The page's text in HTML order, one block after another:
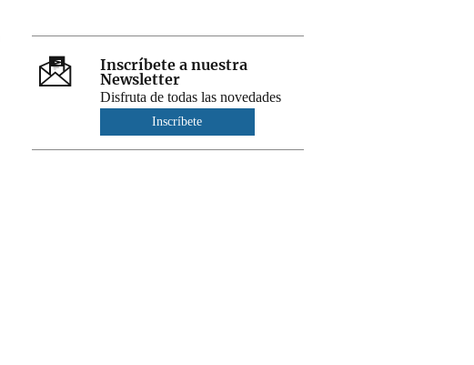
Inscríbete a nuestra
Newsletter
Disfruta de todas las novedades
Inscríbete